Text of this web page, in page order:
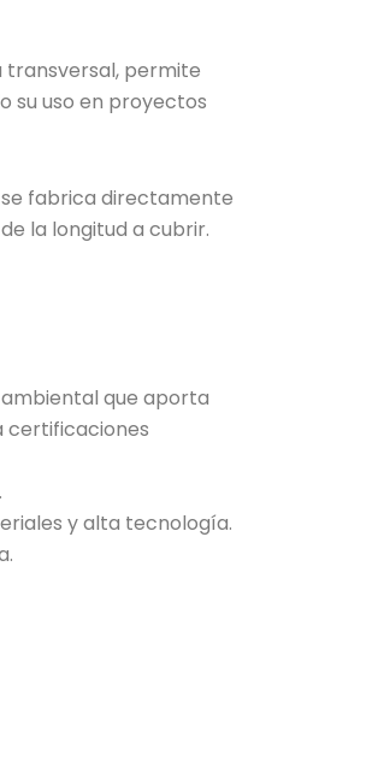
transversal, permite
su uso en proyectos
fabrica directamente
la longitud a cubrir.
que aporta
certificaciones
y alta tecnología.